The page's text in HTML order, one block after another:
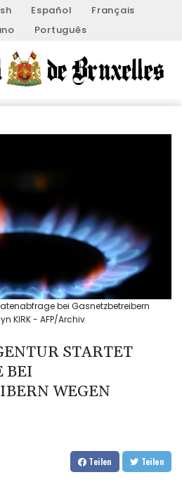
Español
Français
Português
bei Gasnetzbetreibern
KIRK - AFP/Archiv
STARTET
BEI
WEGEN
Teilen Teilen